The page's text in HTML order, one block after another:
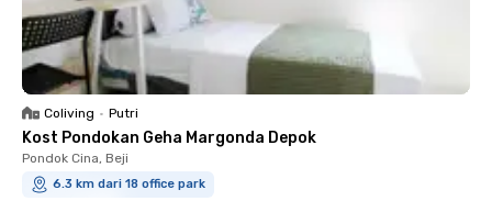
Coliving • Putri
Kost Pondokan Geha Margonda Depok
Pondok Cina, Beji
6.3 km dari 18 office park